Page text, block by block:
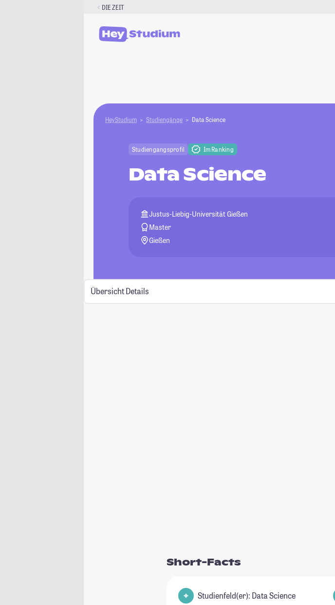
DIE ZEIT
HeyStudium Studiengänge Data Science
Studiengangsprofil Im Ranking
Data Science
Justus-Liebig-Universität Gießen
Master
Gießen
Übersicht Details
Short-Facts
Studienfeld(er): Data Science